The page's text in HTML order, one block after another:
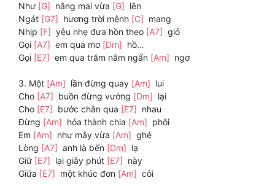
Như [G] nắng mai vừa [G] lên
Ngát [G7] hương trời mênh [C] mang
Nhịp [F] yêu nhẹ đưa hồn theo [A7] gió
Gọi [A7] em qua mơ [Dm] hồ…
Gọi [E7] em qua trăm năm ngẩn [Am] ngơ
3. Một [Am] lần đừng quay [Am] lui
Cho [A7] buồn đừng vướng [Dm] lại
Cho [E7] bước chân qua [E7] nhau
Đừng [Am] hóa thành chia [Am] phôi
Em [Am] như mây vừa [Am] ghé
Lòng [A7] anh là bến [Dm] lạ
Giữ [E7] lại giây phút [E7] này
Giữa [E7] một khúc đơn [Am] côi